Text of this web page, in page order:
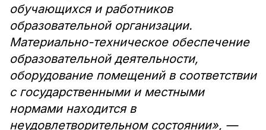
обучающихся и работников
образовательной организации.
Материально-техническое обеспечение
образовательной деятельности,
оборудование помещений в соответствии
с государственными и местными
нормами находится в
неудовлетворительном состоянии», —